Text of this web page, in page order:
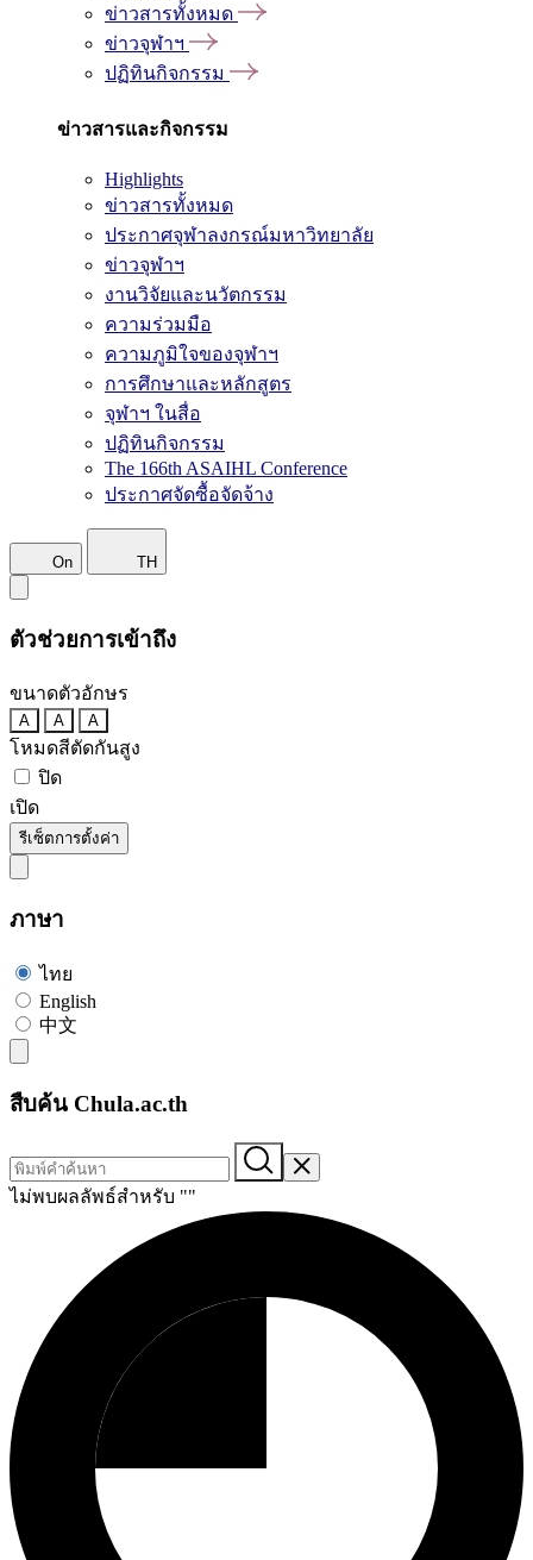
ข่าวสารทั้งหมด
ข่าวจุฬาฯ
ปฏิทินกิจกรรม
ข่าวสารและกิจกรรม
Highlights
ข่าวสารทั้งหมด
ประกาศจุฬาลงกรณ์มหาวิทยาลัย
ข่าวจุฬาฯ
งานวิจัยและนวัตกรรม
ความร่วมมือ
ความภูมิใจของจุฬาฯ
การศึกษาและหลักสูตร
จุฬาฯ ในสื่อ
ปฏิทินกิจกรรม
The 166th ASAIHL Conference
ประกาศจัดซื้อจัดจ้าง
On TH
ตัวช่วยการเข้าถึง
ขนาดตัวอักษร
A A A
โหมดสีตัดกันสูง
ปิด
เปิด
รีเซ็ตการตั้งค่า
ภาษา
ไทย
English
中文
สืบค้น Chula.ac.th
ไม่พบผลลัพธ์สำหรับ ""